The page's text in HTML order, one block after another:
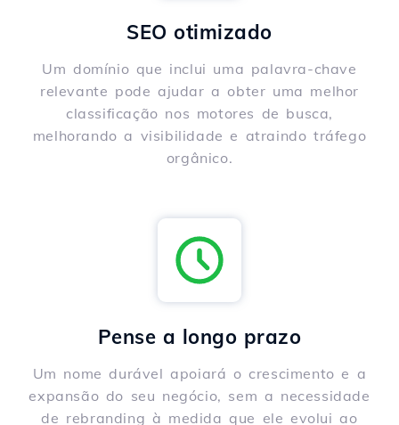
SEO otimizado
Um domínio que inclui uma palavra-chave
relevante pode ajudar a obter uma melhor
classificação nos motores de busca,
melhorando a visibilidade e atraindo tráfego
orgânico.
Pense a longo prazo
Um nome durável apoiará o crescimento e a
expansão do seu negócio, sem a necessidade
de rebranding à medida que ele evolui ao